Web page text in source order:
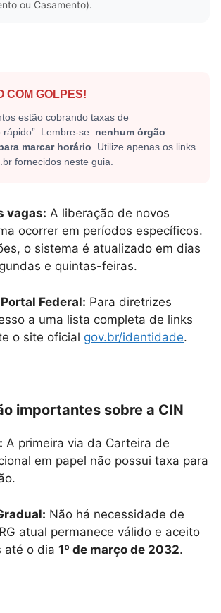
ou Casamento).
COM GOLPES!
estão cobrando taxas de
rápido”. Lembre-se: nenhum órgão
marcar horário . Utilize apenas os links
fornecidos neste guia.
vagas: A liberação de novos
ocorrer em períodos específicos.
o sistema é atualizado em dias
e quintas-feiras.
Federal: Para diretrizes
a uma lista completa de links
o site oficial gov.br/identidade.
importantes sobre a CIN
A primeira via da Carteira de
em papel não possui taxa para
Não há necessidade de
atual permanece válido e aceito
até o dia 1º de março de 2032.